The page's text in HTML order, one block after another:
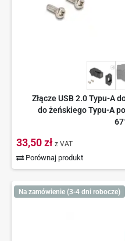
Złącze USB 2.0 Typu-A
do żeńskiego Typu-A
33,50 zł z VAT
Porównaj produkt
Na zamówienie (3-4 dni robocze)